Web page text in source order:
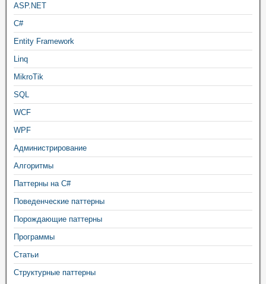
ASP.NET
C#
Entity Framework
Linq
MikroTik
SQL
WCF
WPF
Администрирование
Алгоритмы
Паттерны на C#
Поведенческие паттерны
Порождающие паттерны
Программы
Статьи
Структурные паттерны